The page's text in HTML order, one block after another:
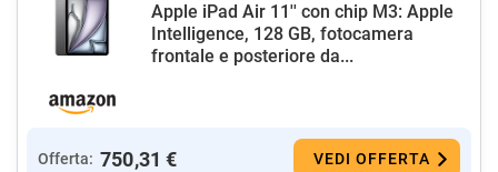
Apple iPad Air 11'' con chip M3: Apple
Intelligence, 128 GB, fotocamera
frontale e posteriore da...
Offerta: 750,31 € VEDI OFFERTA